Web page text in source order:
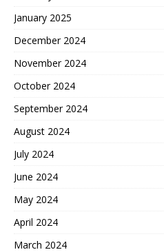
January 2025
December 2024
November 2024
October 2024
September 2024
August 2024
July 2024
June 2024
May 2024
April 2024
March 2024